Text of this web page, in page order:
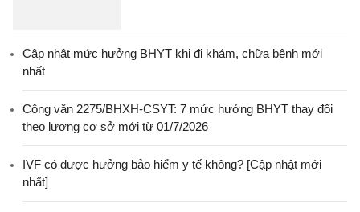
Cập nhật mức hưởng BHYT khi đi khám, chữa bệnh mới
nhất
Công văn 2275/BHXH-CSYT: 7 mức hưởng BHYT thay đổi
theo lương cơ sở mới từ 01/7/2026
IVF có được hưởng bảo hiểm y tế không? [Cập nhật mới
nhất]